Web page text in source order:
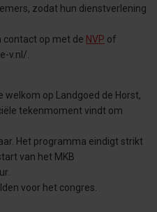
zodat hun dienstverlening
contact op met de NVP of
v.nl/.
op Landgoed de Horst,
tekenmoment vindt om
Het programma eindigt strikt
van het MKB
voor het congres.